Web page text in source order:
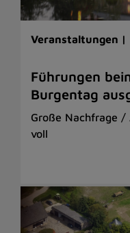
Veranstaltungen |
Führungen
Burgentag
Große Nachfrage /
voll